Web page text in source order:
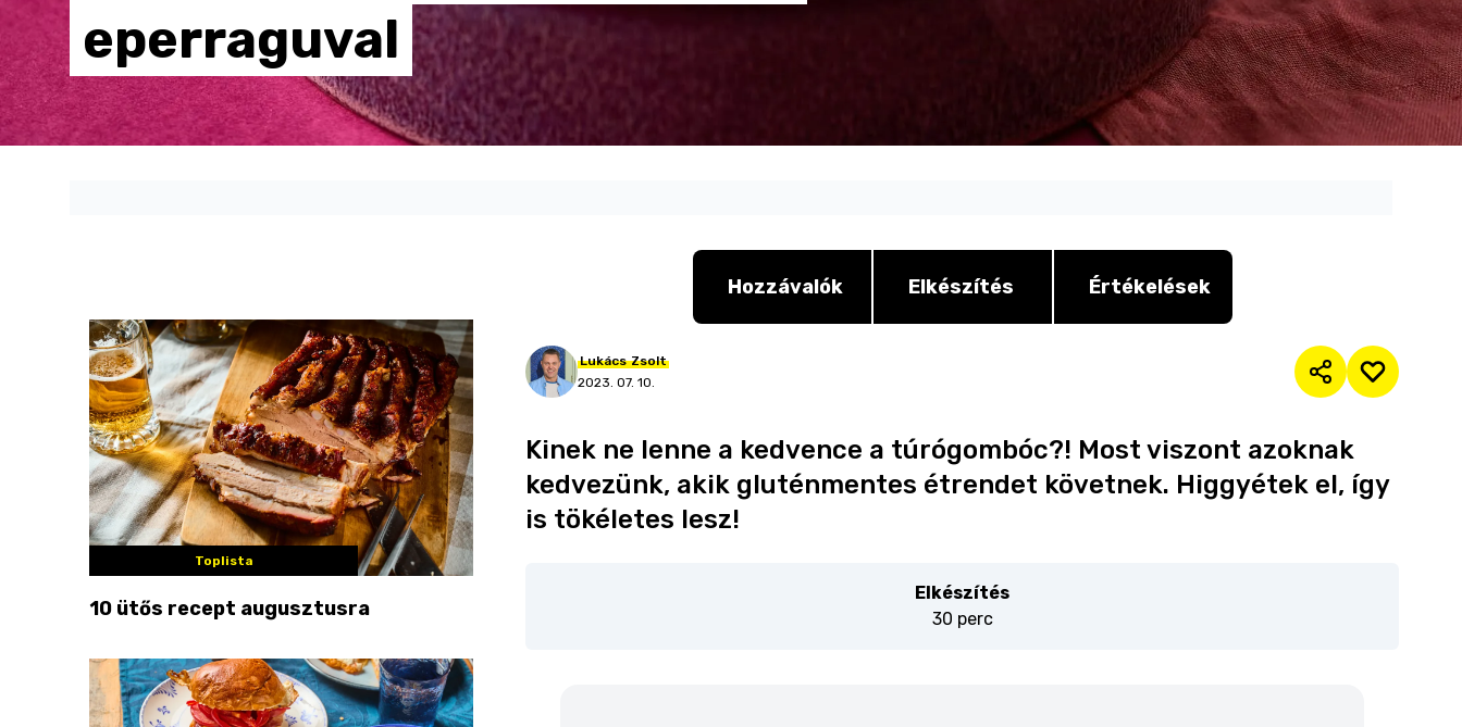
eperraguval
Toplista
10 ütős recept augusztusra
Hozzávalók Elkészítés Értékelések
Lukács Zsolt
2023. 07. 10.
Kinek ne lenne a kedvence a túrógombóc?! Most viszont azoknak
kedvezünk, akik gluténmentes étrendet követnek. Higgyétek el, így
is tökéletes lesz!
Elkészítés
30 perc